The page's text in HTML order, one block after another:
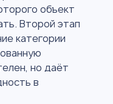
объект
Второй этап
категории
но даёт
в